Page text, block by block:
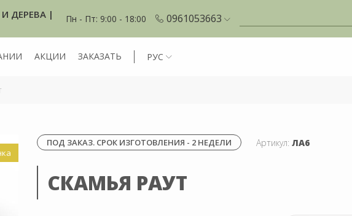
ДЕРЕВА |
Пн - Пт: 9:00 - 18:00 0961053663
АКЦИИ ЗАКАЗАТЬ РУС
ПОД ЗАКАЗ. СРОК ИЗГОТОВЛЕНИЯ - 2 НЕДЕЛИ Артикул: ЛА6
СКАМЬЯ РАУТ